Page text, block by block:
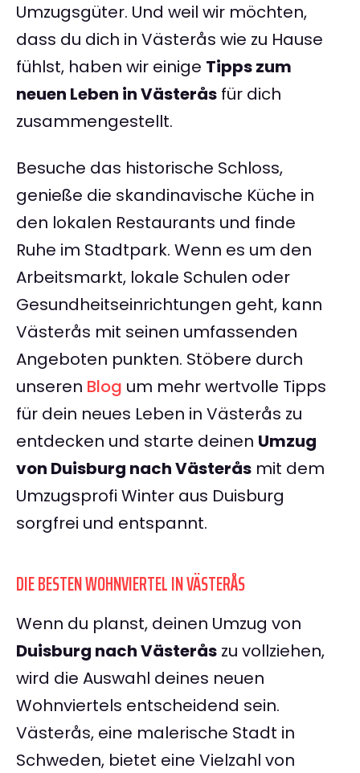
Umzugsgüter. Und weil wir möchten,
dass du dich in Västerås wie zu Hause
fühlst, haben wir einige Tipps zum
neuen Leben in Västerås für dich
zusammengestellt.
Besuche das historische Schloss,
genieße die skandinavische Küche in
den lokalen Restaurants und finde
Ruhe im Stadtpark. Wenn es um den
Arbeitsmarkt, lokale Schulen oder
Gesundheitseinrichtungen geht, kann
Västerås mit seinen umfassenden
Angeboten punkten. Stöbere durch
unseren Blog um mehr wertvolle Tipps
für dein neues Leben in Västerås zu
entdecken und starte deinen Umzug
von Duisburg nach Västerås mit dem
Umzugsprofi Winter aus Duisburg
sorgfrei und entspannt.
DIE BESTEN WOHNVIERTEL IN VÄSTERÅS
Wenn du planst, deinen Umzug von
Duisburg nach Västerås zu vollziehen,
wird die Auswahl deines neuen
Wohnviertels entscheidend sein.
Västerås, eine malerische Stadt in
Schweden, bietet eine Vielzahl von